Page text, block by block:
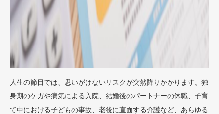
人生の節目では、思いがけないリスクが突然降りかかります。独
身期のケガや病気による入院、結婚後のパートナーの休職、子育
て中における子どもの事故、老後に直面する介護など、あらゆる